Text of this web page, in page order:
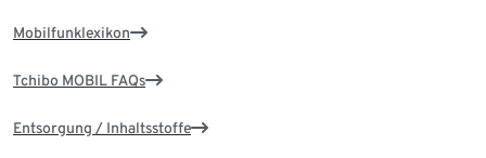
Mobilfunklexikon
Tchibo MOBIL FAQs
Entsorgung / Inhaltsstoffe